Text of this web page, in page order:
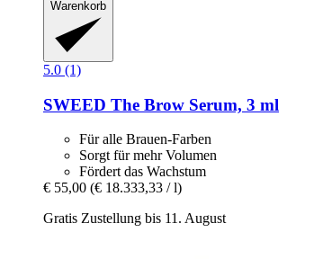
Warenkorb
5.0 (1)
SWEED The Brow Serum, 3 ml
Für alle Brauen-Farben
Sorgt für mehr Volumen
Fördert das Wachstum
€ 55,00 (€ 18.333,33 / l)
Gratis Zustellung bis 11. August